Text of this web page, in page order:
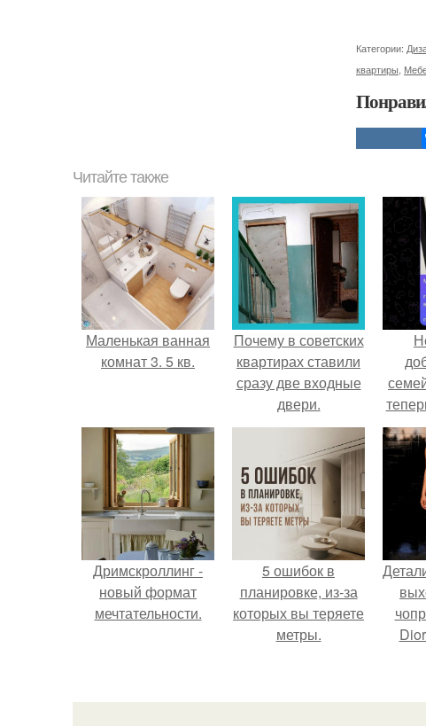
Категории:
квартиры
Читайте также
Маленькая ванная
комнат 3. 5 кв.
Почему в советских
квартирах ставили
сразу две входные
двери.
Дримскроллинг -
новый формат
мечтательности.
5 ошибок в
планировке, из-за
которых вы теряете
метры.